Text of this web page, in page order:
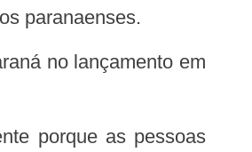
paranaenses.